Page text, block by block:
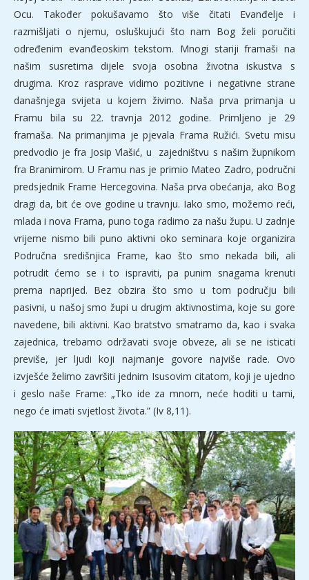
Ocu. Također pokušavamo što više čitati Evanđelje i
razmišljati o njemu, osluškujući što nam Bog želi poručiti
određenim evanđeoskim tekstom. Mnogi stariji framaši na
našim susretima dijele svoja osobna životna iskustva s
drugima. Kroz rasprave vidimo pozitivne i negativne strane
današnjega svijeta u kojem živimo. Naša prva primanja u
Framu bila su 22. travnja 2012 godine. Primljeno je 29
framaša. Na primanjima je pjevala Frama Ružići. Svetu misu
predvodio je fra Josip Vlašić, u zajedništvu s našim župnikom
fra Branimirom. U Framu nas je primio Mateo Zadro, područni
predsjednik Frame Hercegovina. Naša prva obećanja, ako Bog
dragi da, bit će ove godine u travnju. Iako smo, možemo reći,
mlada i nova Frama, puno toga radimo za našu župu. U zadnje
vrijeme nismo bili puno aktivni oko seminara koje organizira
Područna središnjica Frame, kao što smo nekada bili, ali
potrudit ćemo se i to ispraviti, pa punim snagama krenuti
prema naprijed. Bez obzira što smo u tom području bili
pasivni, u našoj smo župi u drugim aktivnostima, koje su gore
navedene, bili aktivni. Kao bratstvo smatramo da, kao i svaka
zajednica, trebamo održavati svoje obveze, ali se ne isticati
previše, jer ljudi koji najmanje govore najviše rade. Ovo
izvješće želimo završiti jednim Isusovim citatom, koji je ujedno
i geslo naše Frame: „Tko ide za mnom, neće hoditi u tami,
nego će imati svjetlost života.” (Iv 8,11).